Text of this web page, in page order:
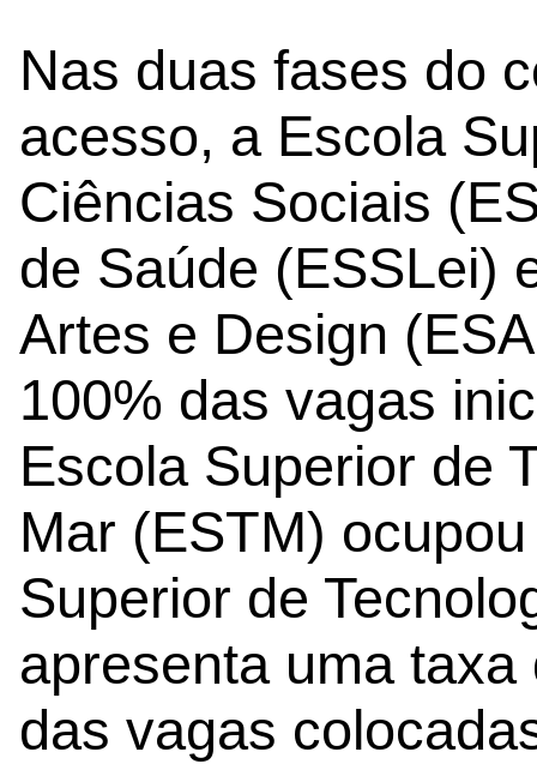
Nas duas fases do
acesso, a Escola
Ciências Sociais
de Saúde (ESSLei)
Artes e Design
100% das vagas
Escola Superior de
Mar (ESTM)
Superior de
apresenta uma
das vagas